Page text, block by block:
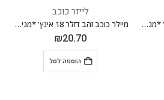
מיילר כוכב זהב דזלר 18 אינץ' *מגיע בסיטונאות חבילה של 5 יח'*
הוספה לסל